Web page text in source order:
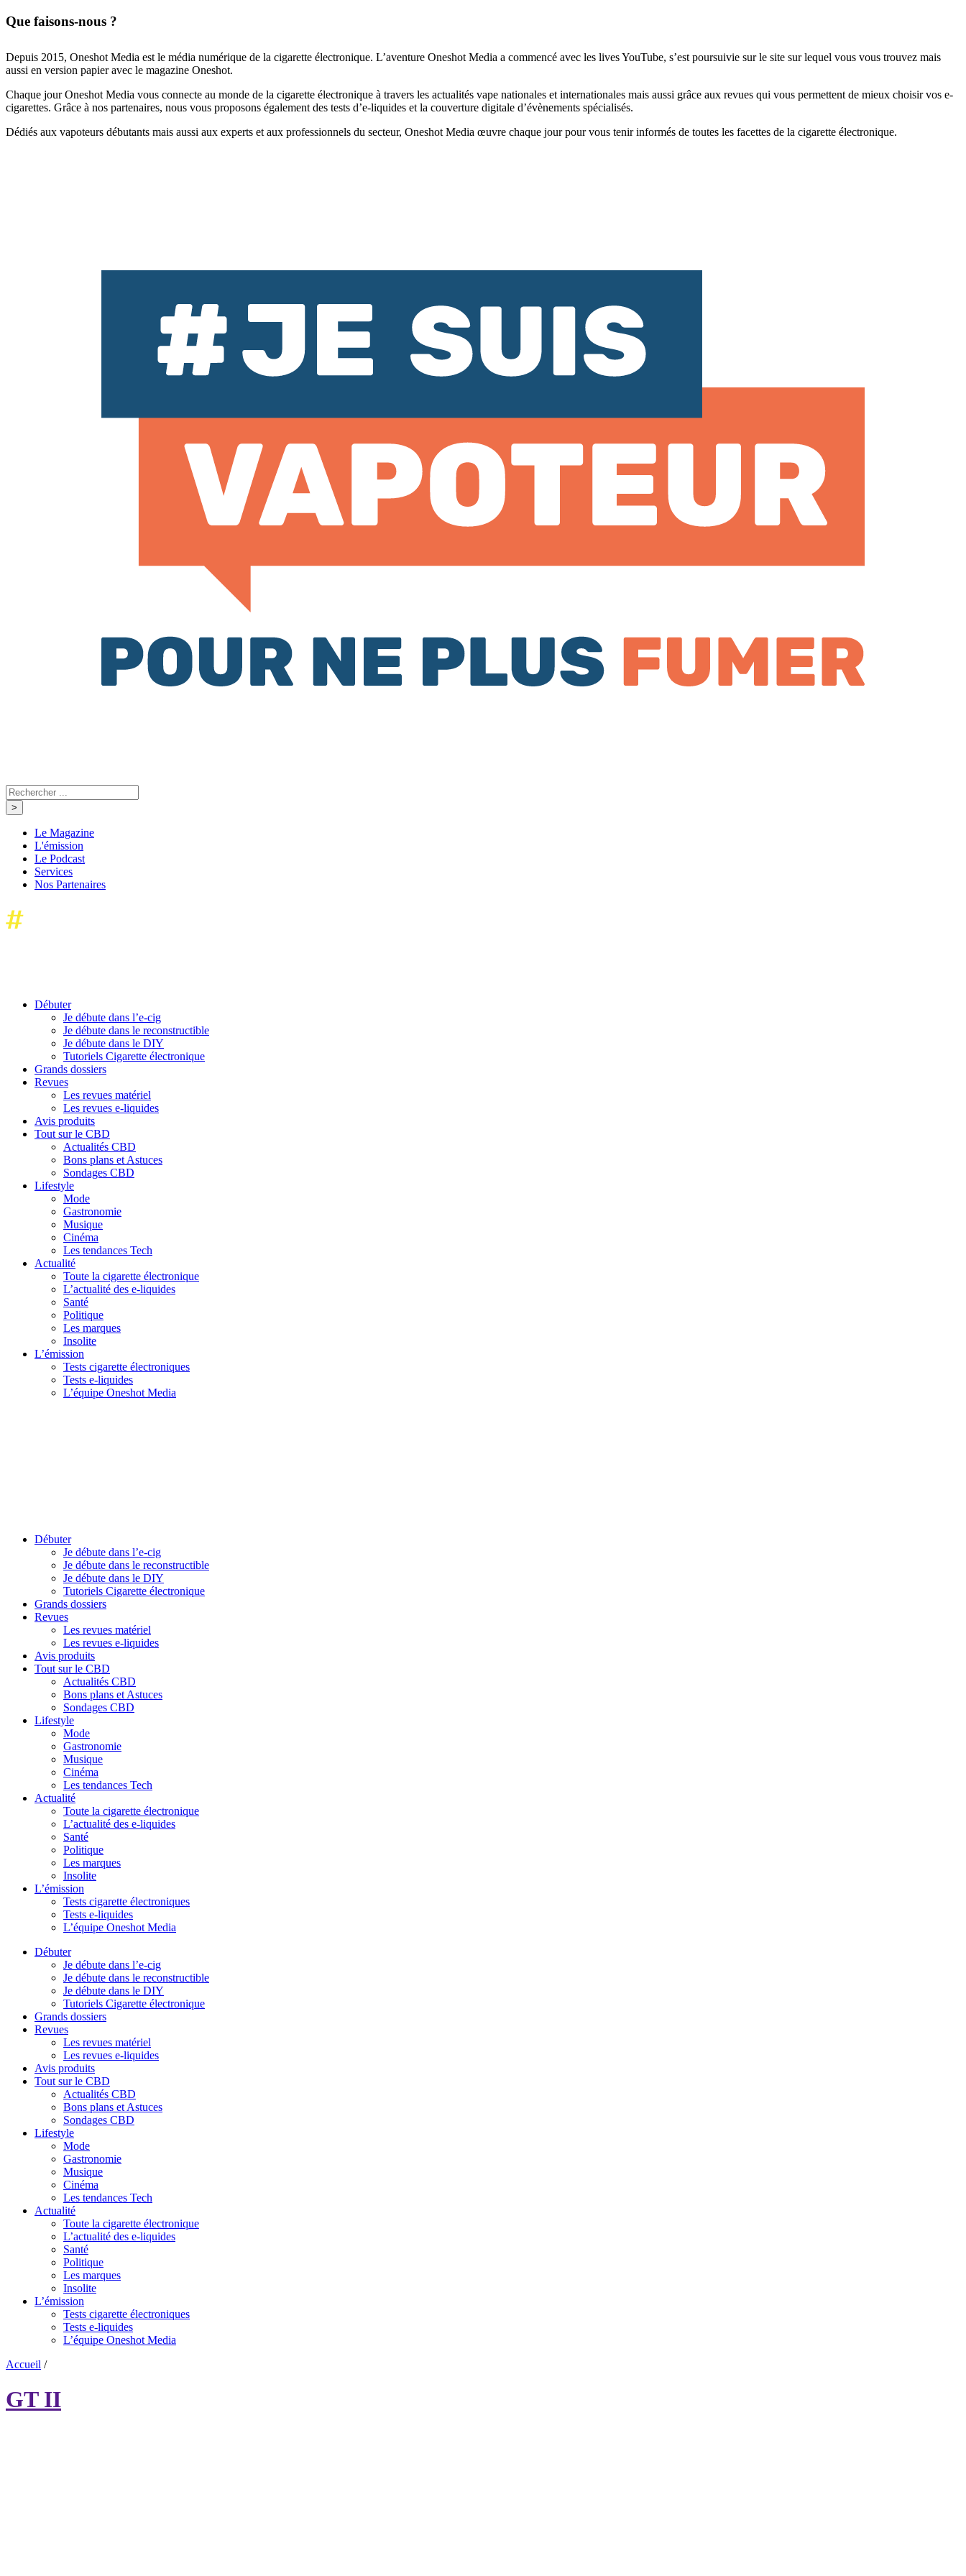
Que faisons-nous ?
Depuis 2015, Oneshot Media est le média numérique de la cigarette électronique. L’aventure Oneshot Media a commencé avec les lives YouTube, s’est poursuivie sur le site sur lequel vous vous trouvez mais
aussi en version papier avec le magazine Oneshot.
Chaque jour Oneshot Media vous connecte au monde de la cigarette électronique à travers les actualités vape nationales et internationales mais aussi grâce aux revues qui vous permettent de mieux choisir vos e-
cigarettes. Grâce à nos partenaires, nous vous proposons également des tests d’e-liquides et la couverture digitale d’évènements spécialisés.
Dédiés aux vapoteurs débutants mais aussi aux experts et aux professionnels du secteur, Oneshot Media œuvre chaque jour pour vous tenir informés de toutes les facettes de la cigarette électronique.
Le Magazine
L'émission
Le Podcast
Services
Nos Partenaires
Débuter
Je débute dans l’e-cig
Je débute dans le reconstructible
Je débute dans le DIY
Tutoriels Cigarette électronique
Grands dossiers
Revues
Les revues matériel
Les revues e-liquides
Avis produits
Tout sur le CBD
Actualités CBD
Bons plans et Astuces
Sondages CBD
Lifestyle
Mode
Gastronomie
Musique
Cinéma
Les tendances Tech
Actualité
Toute la cigarette électronique
L’actualité des e-liquides
Santé
Politique
Les marques
Insolite
L’émission
Tests cigarette électroniques
Tests e-liquides
L’équipe Oneshot Media
Débuter
Je débute dans l’e-cig
Je débute dans le reconstructible
Je débute dans le DIY
Tutoriels Cigarette électronique
Grands dossiers
Revues
Les revues matériel
Les revues e-liquides
Avis produits
Tout sur le CBD
Actualités CBD
Bons plans et Astuces
Sondages CBD
Lifestyle
Mode
Gastronomie
Musique
Cinéma
Les tendances Tech
Actualité
Toute la cigarette électronique
L’actualité des e-liquides
Santé
Politique
Les marques
Insolite
L’émission
Tests cigarette électroniques
Tests e-liquides
L’équipe Oneshot Media
Débuter
Je débute dans l’e-cig
Je débute dans le reconstructible
Je débute dans le DIY
Tutoriels Cigarette électronique
Grands dossiers
Revues
Les revues matériel
Les revues e-liquides
Avis produits
Tout sur le CBD
Actualités CBD
Bons plans et Astuces
Sondages CBD
Lifestyle
Mode
Gastronomie
Musique
Cinéma
Les tendances Tech
Actualité
Toute la cigarette électronique
L’actualité des e-liquides
Santé
Politique
Les marques
Insolite
L’émission
Tests cigarette électroniques
Tests e-liquides
L’équipe Oneshot Media
Accueil /
GT II